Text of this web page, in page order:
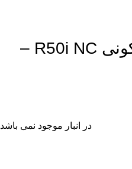
کاور هندزفری سیلیکونی R50i NC –
در انبار موجود نمی باشد